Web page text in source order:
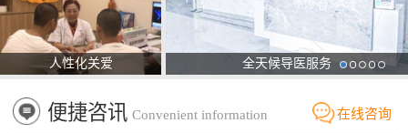
人性化关爱 全天候导医服务
便捷咨讯 Convenient information 在线咨询